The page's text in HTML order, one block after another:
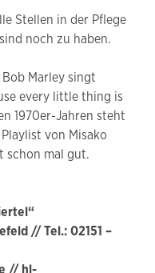
Stellen in der Pflege
noch zu haben.
Marley singt
every little thing is
1970er-Jahren steht
von Misako
schon mal gut.
// Tel.: 02151 –
// hl-